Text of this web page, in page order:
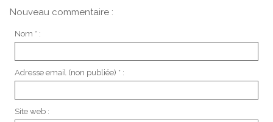
Nouveau commentaire :
Nom * :
Adresse email (non publiée) * :
Site web :